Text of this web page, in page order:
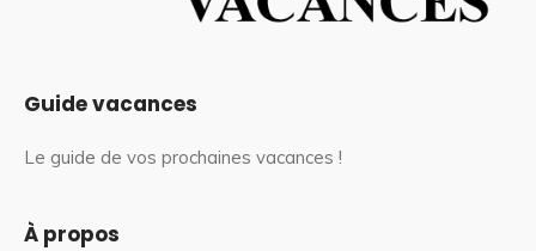
Guide vacances
Le guide de vos prochaines vacances !
À propos